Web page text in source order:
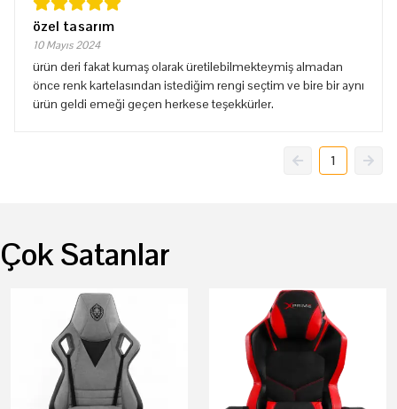
özel tasarım
10 Mayıs 2024
ürün deri fakat kumaş olarak üretilebilmekteymiş almadan
önce renk kartelasından istediğim rengi seçtim ve bire bir aynı
ürün geldi emeği geçen herkese teşekkürler.
1
Çok Satanlar